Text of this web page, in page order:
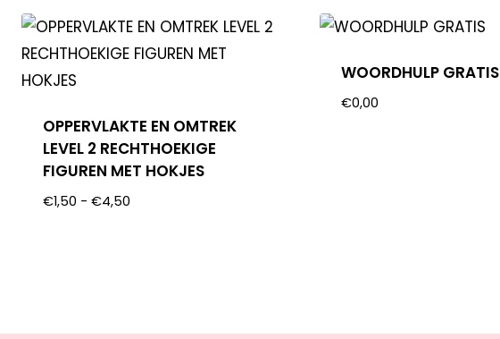
OPPERVLAKTE EN OMTREK
LEVEL 2 RECHTHOEKIGE
FIGUREN MET HOKJES
€1,50 - €4,50
WOORDHULP GRATIS
€0,00